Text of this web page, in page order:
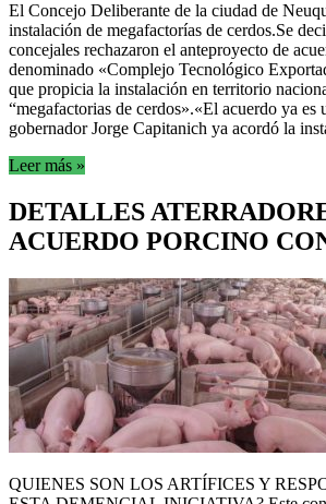
El Concejo Deliberante de la ciudad de
instalación de megafactorías de cerdos.Se
concejales rechazaron el anteproyecto de
denominado «Complejo Tecnológico
que propicia la instalación en territorio
“megafactorias de cerdos».«El acuerdo ya es
gobernador Jorge Capitanich ya acordó la
Leer más »
DETALLES
ACUERDO PORCINO
QUIENES SON LOS ARTÍFICES Y